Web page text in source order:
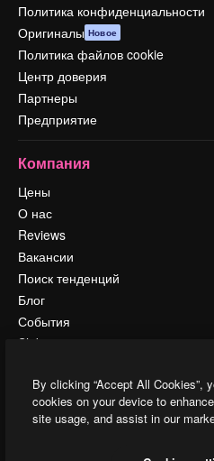
Политика конфиденциальности
Оригиналы Новое
Политика файлов cookie
Центр доверия
Партнеры
Предприятие
Компания
Цены
О нас
Reviews
Вакансии
Поиск тенденций
Блог
События
Slidesgo
Помещение для прессы
Ищете magnific.ai
By clicking “Accept All Cookies”,
cookies on your device to
site usage, and assist in our